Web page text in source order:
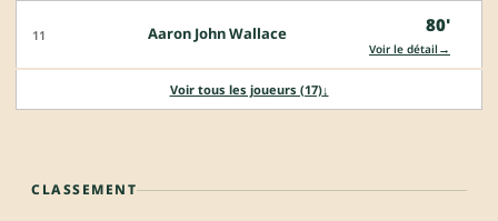
11 Aaron John Wallace 80'
Voir le détail →
Voir tous les joueurs (17)↓
CLASSEMENT